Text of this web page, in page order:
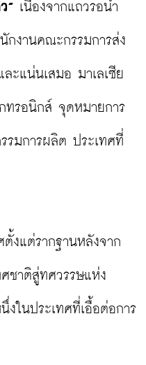
” เนื่องจากแถวรอนำ
กงานคณะกรรมการส่ง
ะแน่นเสมอ มาเลเซีย
ทรอนิกส์ จุดหมายการ
รมการผลิต ประเทศที่
งแต่รากฐานหลังจาก
ชาติสู่ทศวรรษแห่ง
ในประเทศที่เอื้อต่อการ